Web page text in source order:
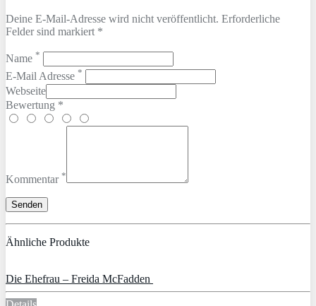
Deine E-Mail-Adresse wird nicht veröffentlicht. Erforderliche
Felder sind markiert *
Name *
E-Mail Adresse *
Webseite
Bewertung *
Kommentar *
Ähnliche Produkte
Die Ehefrau – Freida McFadden